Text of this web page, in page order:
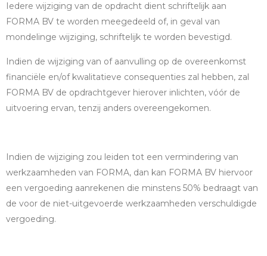
Iedere wijziging van de opdracht dient schriftelijk aan
FORMA BV te worden meegedeeld of, in geval van
mondelinge wijziging, schriftelijk te worden bevestigd.
Indien de wijziging van of aanvulling op de overeenkomst
financiële en/of kwalitatieve consequenties zal hebben, zal
FORMA BV de opdrachtgever hierover inlichten, vóór de
uitvoering ervan, tenzij anders overeengekomen.
Indien de wijziging zou leiden tot een vermindering van
werkzaamheden van FORMA, dan kan FORMA BV hiervoor
een vergoeding aanrekenen die minstens 50% bedraagt van
de voor de niet-uitgevoerde werkzaamheden verschuldigde
vergoeding.